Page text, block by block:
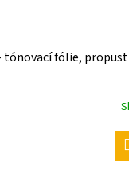
tónovací fólie,